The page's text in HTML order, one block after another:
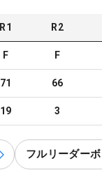
R1 R2
F F
71 66
19 3
フルリーダー